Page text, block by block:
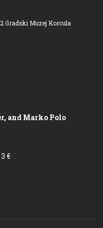
Gradski Muzej Korcula
and Marko Polo
3 €